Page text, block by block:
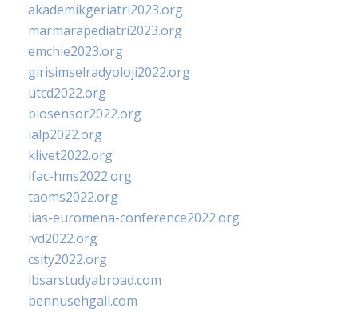
akademikgeriatri2023.org
marmarapediatri2023.org
emchie2023.org
girisimselradyoloji2022.org
utcd2022.org
biosensor2022.org
ialp2022.org
klivet2022.org
ifac-hms2022.org
taoms2022.org
iias-euromena-conference2022.org
ivd2022.org
csity2022.org
ibsarstudyabroad.com
bennusehgall.com